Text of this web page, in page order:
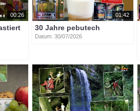
00:26 01:42
30 Jahre pebutech
Datum: 30/07/2026